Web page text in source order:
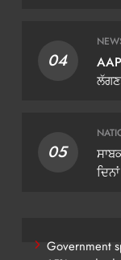
04
05
Government